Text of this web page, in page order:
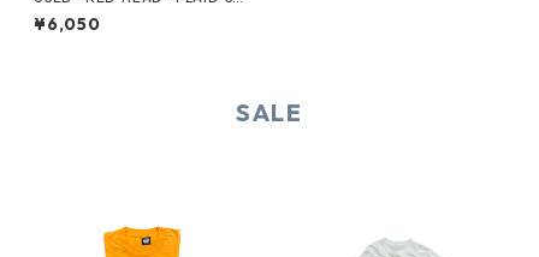
SHIRT
¥6,050
SALE